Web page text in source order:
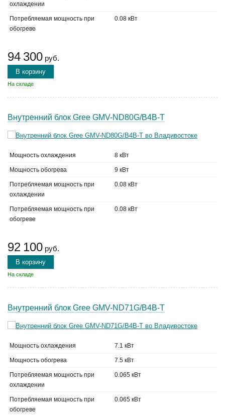
охлаждении
Потребляемая мощность при
обогреве
0.08 кВт
94 300 руб.
В корзину
На складе
Внутренний блок Gree GMV-ND80G/B4B-T
Мощность охлаждения 8 кВт
Мощность обогрева 9 кВт
Потребляемая мощность при
охлаждении
0.08 кВт
Потребляемая мощность при
обогреве
0.08 кВт
92 100 руб.
В корзину
На складе
Внутренний блок Gree GMV-ND71G/B4B-T
Мощность охлаждения 7.1 кВт
Мощность обогрева 7.5 кВт
Потребляемая мощность при
охлаждении
0.065 кВт
Потребляемая мощность при
обогреве
0.065 кВт